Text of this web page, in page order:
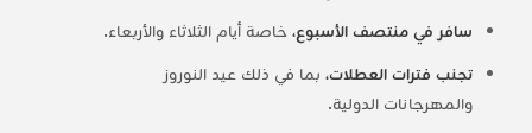
سافر في منتصف الأسبوع،خاصة أيام الثلاثاء والأربعاء.
تجنب فترات العطلات،بما في ذلك عيد النوروز
والمهرجانات الدولية.